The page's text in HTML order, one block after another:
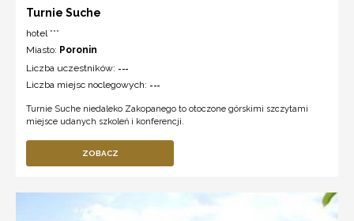
Turnie Suche
hotel ***
Miasto: Poronin
Liczba uczestników: ---
Liczba miejsc noclegowych: ---
Turnie Suche niedaleko Zakopanego to otoczone górskimi szczytami
miejsce udanych szkoleń i konferencji.
ZOBACZ